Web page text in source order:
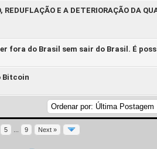
REDUFLAÇÃO E A DETERIORAÇÃO DA
em média
fora do Brasil sem sair do Brasil. É
5 em média
2 45
Bitcoin
em média
23 45
5 9 Next »